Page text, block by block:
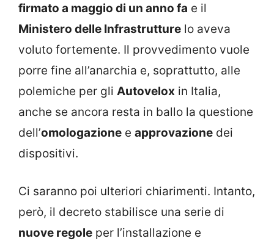
firmato a maggio di un anno fa e il
Ministero delle Infrastrutture lo aveva
voluto fortemente. Il provvedimento vuole
porre fine all’anarchia e, soprattutto, alle
polemiche per gli Autovelox in Italia,
anche se ancora resta in ballo la questione
dell’omologazione e approvazione dei
dispositivi.
Ci saranno poi ulteriori chiarimenti. Intanto,
però, il decreto stabilisce una serie di
nuove regole per l’installazione e